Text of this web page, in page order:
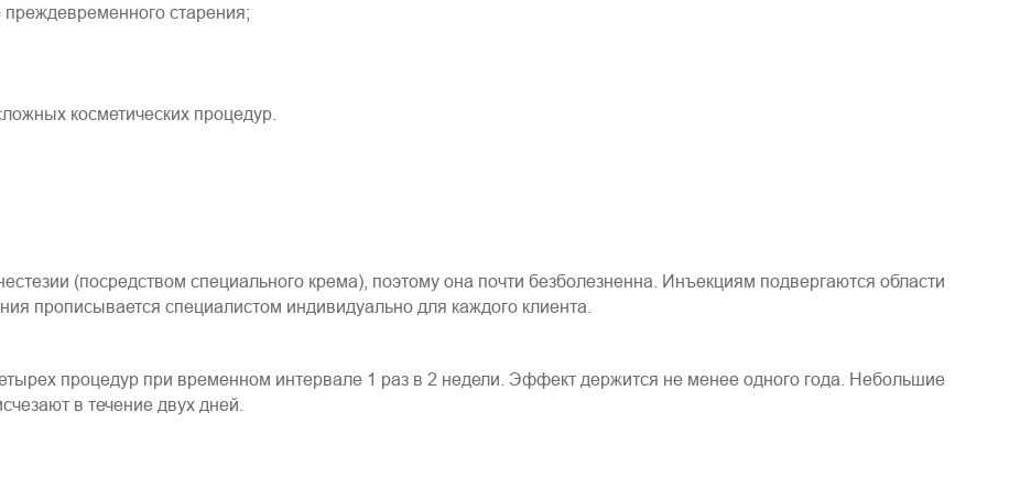
старения;
косметических процедур.
(посредством специального крема), поэтому она почти безболезненна. Инъекциям подвергаются области
прописывается специалистом индивидуально для каждого клиента.
процедур при временном интервале 1 раз в 2 недели. Эффект держится не менее одного года. Небольшие
в течение двух дней.